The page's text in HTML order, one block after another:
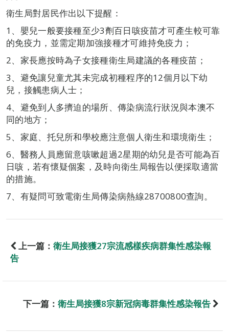
衛生局對居民作出以下提醒：
1、嬰兒一般要接種至少3劑百日咳疫苗才可產生較可靠
的免疫力，並需定期加強接種才可維持免疫力；
2、家長應按時為子女接種衛生局建議的各種疫苗；
3、避免讓兒童尤其未完成初種程序的12個月以下幼
兒，接觸患病人士；
4、避免到人多擠迫的場所、傳染病流行狀況與本澳不
同的地方；
5、家庭、托兒所和學校應注意個人衛生和環境衛生；
6、醫務人員應留意咳嗽超過2星期的幼兒是否可能為百
日咳，若有懷疑個案，及時向衛生局報告以便採取適當
的措施。
7、有疑問可致電衛生局傳染病熱線28700800查詢。
上一篇： 衛生局接獲27宗流感樣疾病群集性感染報
告
下一篇： 衛生局接獲8宗新冠病毒群集性感染報告